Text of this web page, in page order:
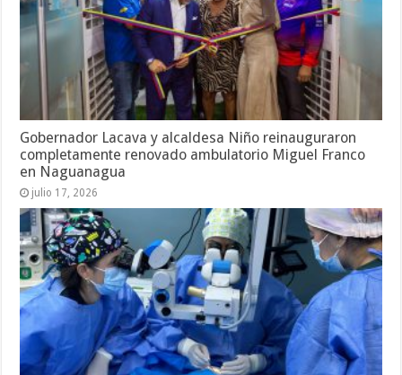
Gobernador Lacava y alcaldesa Niño reinauguraron
completamente renovado ambulatorio Miguel Franco
en Naguanagua
julio 17, 2026